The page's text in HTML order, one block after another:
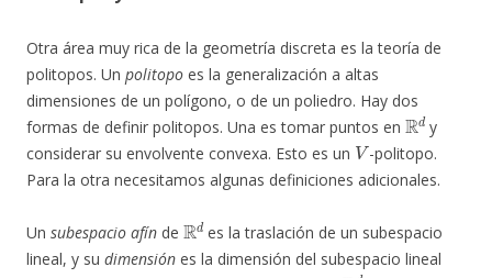
Otra área muy rica de la geometría discreta es la teoría de
politopos. Un politopo es la generalización a altas
dimensiones de un polígono, o de un poliedro. Hay dos
formas de definir politopos. Una es tomar puntos en
Rd
y
considerar su envolvente convexa. Esto es un
V
-politopo.
Para la otra necesitamos algunas definiciones adicionales.
Un subespacio afín de
Rd
es la traslación de un subespacio
lineal, y su dimensión es la dimensión del subespacio lineal
Rd